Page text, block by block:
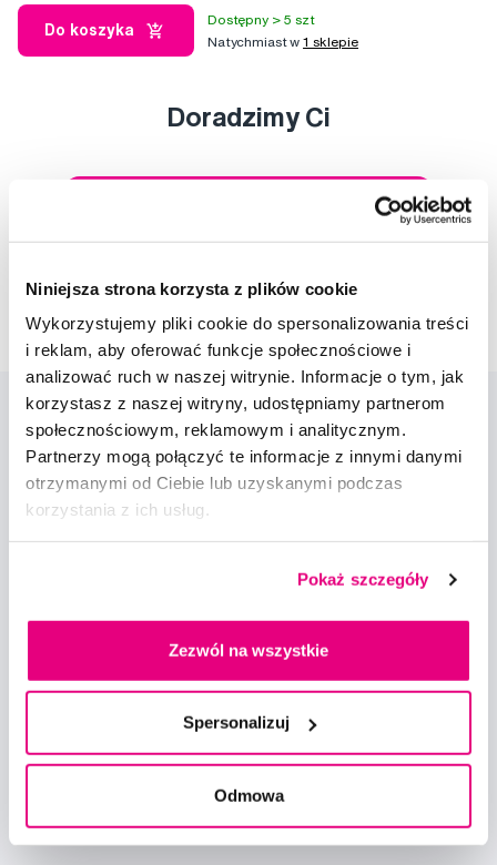
Niniejsza strona korzysta z plików cookie
Wykorzystujemy pliki cookie do spersonalizowania treści
i reklam, aby oferować funkcje społecznościowe i
analizować ruch w naszej witrynie. Informacje o tym, jak
korzystasz z naszej witryny, udostępniamy partnerom
społecznościowym, reklamowym i analitycznym.
Partnerzy mogą połączyć te informacje z innymi danymi
otrzymanymi od Ciebie lub uzyskanymi podczas
korzystania z ich usług.
Pokaż szczegóły
Zezwól na wszystkie
Spersonalizuj
Odmowa
Do koszyka
Dostępny > 5 szt
Natychmiast w1 sklepie
Doradzimy Ci
Napisz do naszych ekspertów
Nowości i oferty
Chcę otrzymywać informacje o nowościach i ofertach specjalnych i